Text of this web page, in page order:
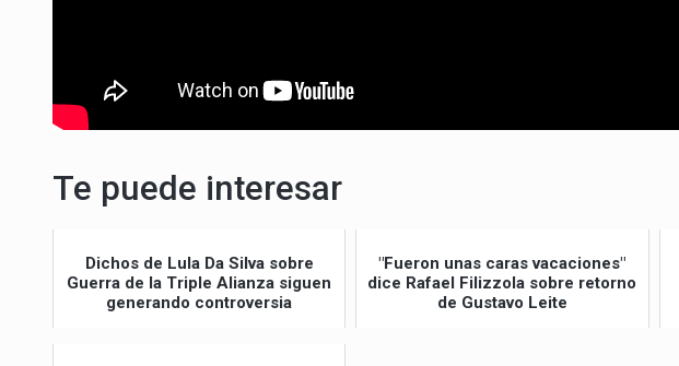
Te puede interesar
Dichos de Lula Da Silva sobre
Guerra de la Triple Alianza siguen
generando controversia
"Fueron unas caras vacaciones"
dice Rafael Filizzola sobre retorno
de Gustavo Leite